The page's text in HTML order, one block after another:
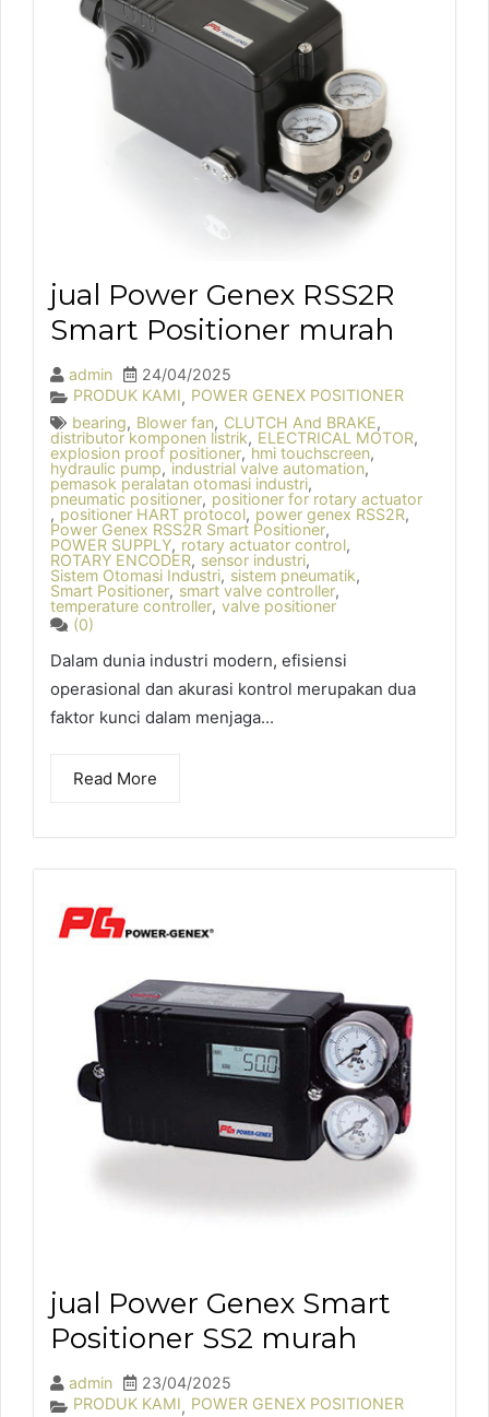
jual Power Genex RSS2R
Smart Positioner murah
admin
24/04/2025
PRODUK KAMI, POWER GENEX POSITIONER
bearing, Blower fan, CLUTCH And BRAKE,
distributor komponen listrik, ELECTRICAL MOTOR,
explosion proof positioner, hmi touchscreen,
hydraulic pump, industrial valve automation,
pemasok peralatan otomasi industri,
pneumatic positioner, positioner for rotary actuator
, positioner HART protocol, power genex RSS2R,
Power Genex RSS2R Smart Positioner,
POWER SUPPLY, rotary actuator control,
ROTARY ENCODER, sensor industri,
Sistem Otomasi Industri, sistem pneumatik,
Smart Positioner, smart valve controller,
temperature controller, valve positioner
(0)
Dalam dunia industri modern, efisiensi
operasional dan akurasi kontrol merupakan dua
faktor kunci dalam menjaga...
Read More
jual Power Genex Smart
Positioner SS2 murah
admin
23/04/2025
PRODUK KAMI, POWER GENEX POSITIONER